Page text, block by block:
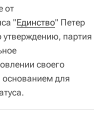
от
"Единство" Петер
утверждению, партия
своего
основанием для